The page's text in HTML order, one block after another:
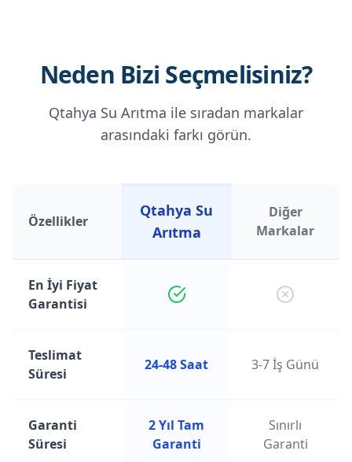
Neden Bizi Seçmelisiniz?
Qtahya Su Arıtma ile sıradan markalar
arasındaki farkı görün.
Özellikler
Qtahya Su
Arıtma
Diğer
Markalar
En İyi Fiyat
Garantisi
Teslimat
Süresi
24-48 Saat 3-7 İş Günü
Garanti
Süresi
2 Yıl Tam
Garanti
Sınırlı
Garanti